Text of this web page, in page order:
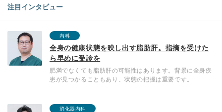
注目インタビュー
内科
全身の健康状態を映し出す脂肪肝。指摘を受けた
ら早めに受診を
肥満でなくても脂肪肝の可能性はあります。背景に全身疾
患が見つかることもあり、状態の把握は重要です。
消化器内科